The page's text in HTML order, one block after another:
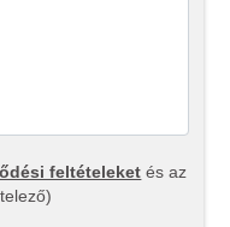
feltételeket és az